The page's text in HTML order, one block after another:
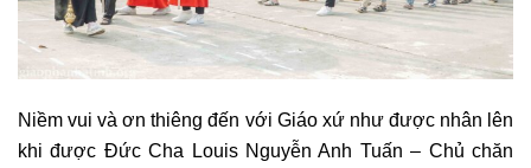
Niềm vui và ơn thiêng đến với Giáo xứ như được nhân lên
khi được Đức Cha Louis Nguyễn Anh Tuấn – Chủ chăn